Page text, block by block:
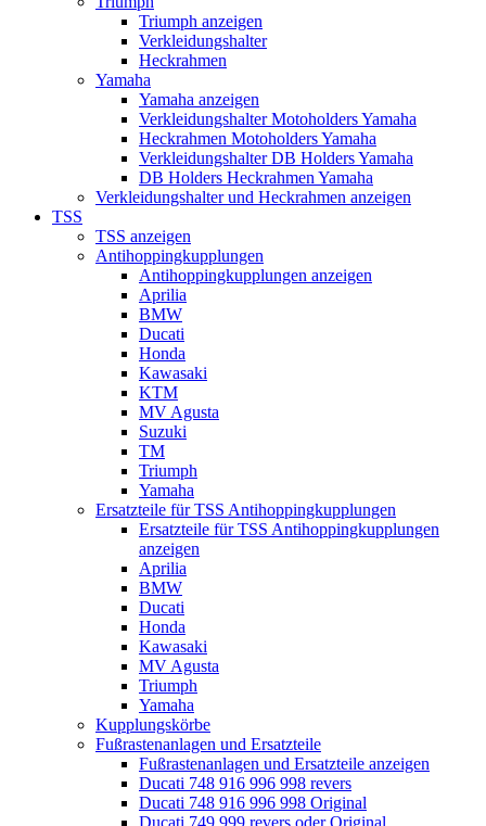
Triumph anzeigen
Verkleidungshalter
Heckrahmen
Yamaha
Yamaha anzeigen
Verkleidungshalter Motoholders Yamaha
Heckrahmen Motoholders Yamaha
Verkleidungshalter DB Holders Yamaha
DB Holders Heckrahmen Yamaha
Verkleidungshalter und Heckrahmen anzeigen
TSS
TSS anzeigen
Antihoppingkupplungen
Antihoppingkupplungen anzeigen
Aprilia
BMW
Ducati
Honda
Kawasaki
KTM
MV Agusta
Suzuki
TM
Triumph
Yamaha
Ersatzteile für TSS Antihoppingkupplungen
Ersatzteile für TSS Antihoppingkupplungen
anzeigen
Aprilia
BMW
Ducati
Honda
Kawasaki
MV Agusta
Triumph
Yamaha
Kupplungskörbe
Fußrastenanlagen und Ersatzteile
Fußrastenanlagen und Ersatzteile anzeigen
Ducati 748 916 996 998 revers
Ducati 748 916 996 998 Original
Ducati 749 999 revers oder Original